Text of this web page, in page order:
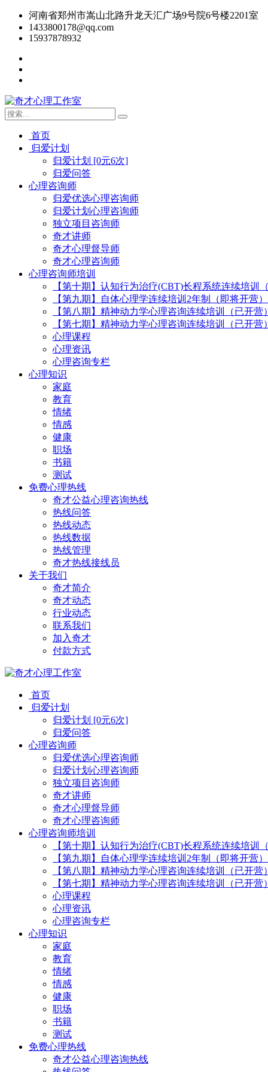
河南省郑州市嵩山北路升龙天汇广场9号院6号楼2201室
1433800178@qq.com
15937878932
首页
归爱计划
归爱计划 [0元6次]
归爱问答
心理咨询师
归爱优选心理咨询师
归爱计划心理咨询师
独立项目咨询师
奇才讲师
奇才心理督导师
奇才心理咨询师
心理咨询师培训
【第十期】认知行为治疗(CBT)长程系统连续培训
【第九期】自体心理学连续培训2年制（即将开营）
【第八期】精神动力学心理咨询连续培训（已开营）
【第七期】精神动力学心理咨询连续培训（已开营）
心理课程
心理资讯
心理咨询专栏
心理知识
家庭
教育
情绪
情感
健康
职场
书籍
测试
免费心理热线
奇才公益心理咨询热线
热线问答
热线动态
热线数据
热线管理
奇才热线接线员
关于我们
奇才简介
奇才动态
行业动态
联系我们
加入奇才
付款方式
首页
归爱计划
归爱计划 [0元6次]
归爱问答
心理咨询师
归爱优选心理咨询师
归爱计划心理咨询师
独立项目咨询师
奇才讲师
奇才心理督导师
奇才心理咨询师
心理咨询师培训
【第十期】认知行为治疗(CBT)长程系统连续培训
【第九期】自体心理学连续培训2年制（即将开营）
【第八期】精神动力学心理咨询连续培训（已开营）
【第七期】精神动力学心理咨询连续培训（已开营）
心理课程
心理资讯
心理咨询专栏
心理知识
家庭
教育
情绪
情感
健康
职场
书籍
测试
免费心理热线
奇才公益心理咨询热线